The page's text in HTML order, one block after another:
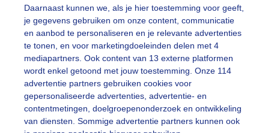
Daarnaast kunnen we, als je hier toestemming voor geeft,
je gegevens gebruiken om onze content, communicatie
en aanbod te personaliseren en je relevante advertenties
te tonen, en voor marketingdoeleinden delen met 4
mediapartners. Ook content van 13 externe platformen
wordt enkel getoond met jouw toestemming. Onze 114
advertentie partners gebruiken cookies voor
gepersonaliseerde advertenties, advertentie- en
contentmetingen, doelgroepenonderzoek en ontwikkeling
van diensten. Sommige advertentie partners kunnen ook
Wind
slideshow